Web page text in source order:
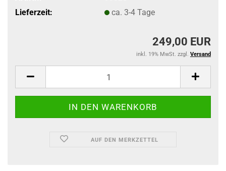
Lieferzeit:
ca. 3-4 Tage
249,00 EUR
inkl. 19% MwSt. zzgl. Versand
AUF DEN MERKZETTEL